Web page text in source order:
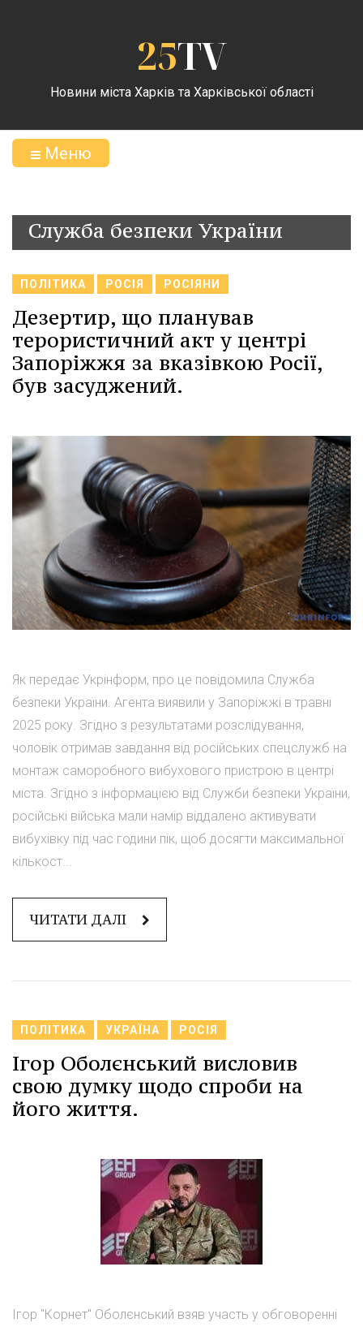
25TV
Новини міста Харків та Харківської області
Меню
Служба безпеки України
ПОЛІТИКА РОСІЯ РОСІЯНИ
Дезертир, що планував
терористичний акт у центрі
Запоріжжя за вказівкою Росії,
був засуджений.
Як передає Укрінформ, про це повідомила Служба
безпеки України. Агента виявили у Запоріжжі в травні
2025 року. Згідно з результатами розслідування,
чоловік отримав завдання від російських спецслужб на
монтаж саморобного вибухового пристрою в центрі
міста. Згідно з інформацією від Служби безпеки України,
російські війська мали намір віддалено активувати
вибухівку під час години пік, щоб досягти максимальної
кількост...
ЧИТАТИ ДАЛІ
ПОЛІТИКА УКРАЇНА РОСІЯ
Ігор Оболєнський висловив
свою думку щодо спроби на
його життя.
Ігор "Корнет" Оболєнський взяв участь у обговоренні